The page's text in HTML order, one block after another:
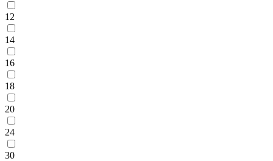
12
14
16
18
20
24
30